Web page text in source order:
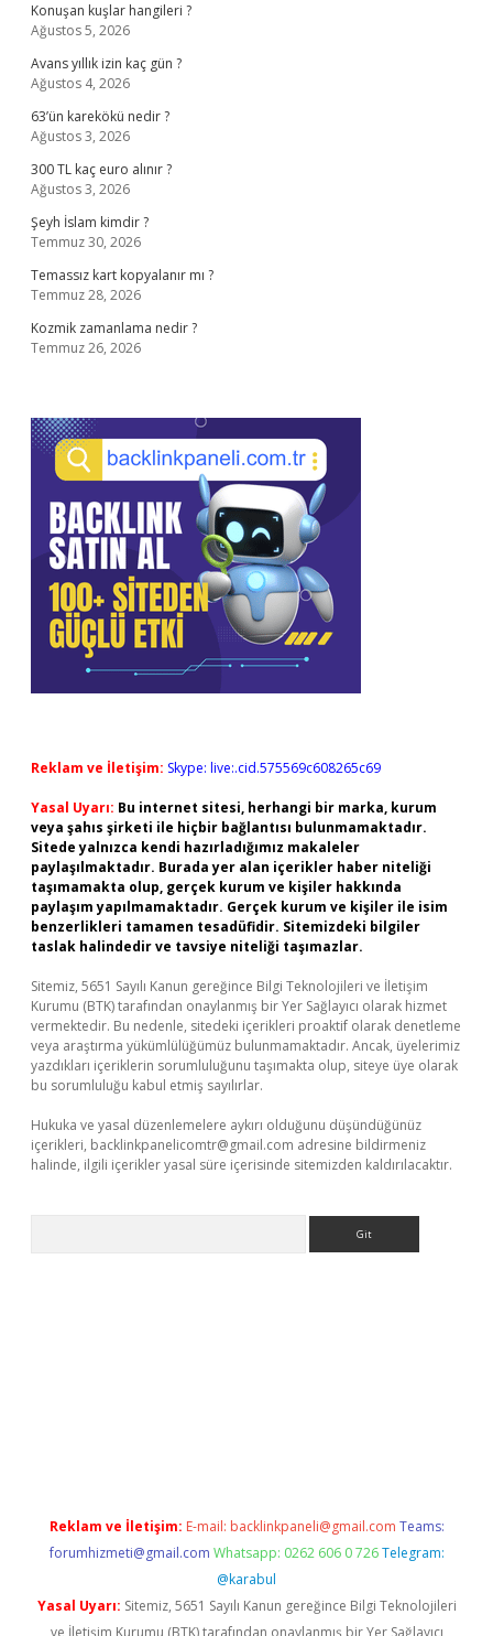
Konuşan kuşlar hangileri ?
Ağustos 5, 2026
Avans yıllık izin kaç gün ?
Ağustos 4, 2026
63’ün karekökü nedir ?
Ağustos 3, 2026
300 TL kaç euro alınır ?
Ağustos 3, 2026
Şeyh İslam kimdir ?
Temmuz 30, 2026
Temassız kart kopyalanır mı ?
Temmuz 28, 2026
Kozmik zamanlama nedir ?
Temmuz 26, 2026
Reklam ve İletişim: Skype: live:.cid.575569c608265c69
Yasal Uyarı: Bu internet sitesi, herhangi bir marka, kurum
veya şahıs şirketi ile hiçbir bağlantısı bulunmamaktadır.
Sitede yalnızca kendi hazırladığımız makaleler
paylaşılmaktadır. Burada yer alan içerikler haber niteliği
taşımamakta olup, gerçek kurum ve kişiler hakkında
paylaşım yapılmamaktadır. Gerçek kurum ve kişiler ile isim
benzerlikleri tamamen tesadüfidir. Sitemizdeki bilgiler
taslak halindedir ve tavsiye niteliği taşımazlar.
Sitemiz, 5651 Sayılı Kanun gereğince Bilgi Teknolojileri ve İletişim
Kurumu (BTK) tarafından onaylanmış bir Yer Sağlayıcı olarak hizmet
vermektedir. Bu nedenle, sitedeki içerikleri proaktif olarak denetleme
veya araştırma yükümlülüğümüz bulunmamaktadır. Ancak, üyelerimiz
yazdıkları içeriklerin sorumluluğunu taşımakta olup, siteye üye olarak
bu sorumluluğu kabul etmiş sayılırlar.
Hukuka ve yasal düzenlemelere aykırı olduğunu düşündüğünüz
içerikleri, backlinkpanelicomtr@gmail.com adresine bildirmeniz
halinde, ilgili içerikler yasal süre içerisinde sitemizden kaldırılacaktır.
Reklam ve İletişim: E-mail: backlinkpaneli@gmail.com Teams:
forumhizmeti@gmail.com Whatsapp: 0262 606 0 726 Telegram:
@karabul
Yasal Uyarı: Sitemiz, 5651 Sayılı Kanun gereğince Bilgi Teknolojileri
ve İletişim Kurumu (BTK) tarafından onaylanmış bir Yer Sağlayıcı